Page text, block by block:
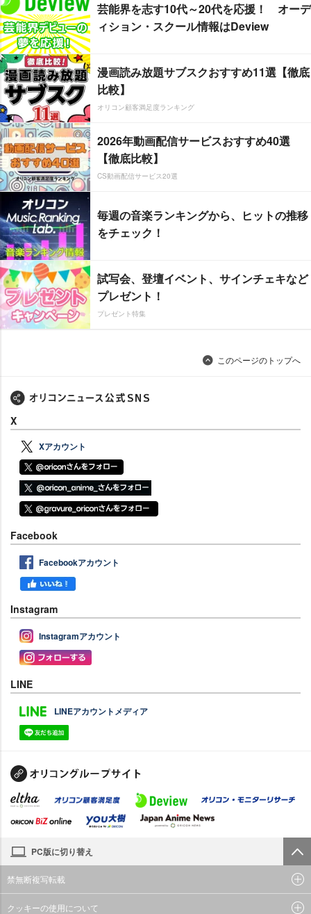
芸能界を志す10代～20代を応援！ オーデ
ィション・スクール情報はDeview
漫画読み放題サブスクおすすめ11選【徹底
比較】
オリコン顧客満足度ランキング
2026年動画配信サービスおすすめ40選
【徹底比較】
CS動画配信サービス20選
毎週の音楽ランキングから、ヒットの推移
をチェック！
試写会、登壇イベント、サインチェキなど
プレゼント！
プレゼント特集
このページのトップへ
X
Xアカウント
Facebook
Facebookアカウント
Instagram
Instagramアカウント
LINE
LINEアカウントメディア
PC版に切り替え
禁無断複写転載
クッキーの使用について